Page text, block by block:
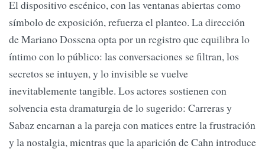
El dispositivo escénico, con las ventanas abiertas como
símbolo de exposición, refuerza el planteo. La dirección
de Mariano Dossena opta por un registro que equilibra lo
íntimo con lo público: las conversaciones se filtran, los
secretos se intuyen, y lo invisible se vuelve
inevitablemente tangible. Los actores sostienen con
solvencia esta dramaturgia de lo sugerido: Carreras y
Sabaz encarnan a la pareja con matices entre la frustración
y la nostalgia, mientras que la aparición de Cahn introduce